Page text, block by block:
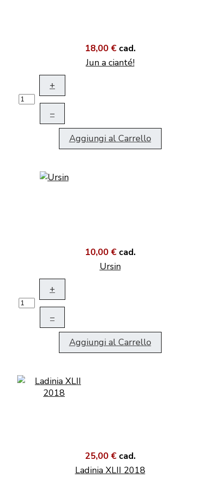
18,00 € cad.
Jun a cianté!
+
–
Aggiungi al Carrello
10,00 € cad.
Ursin
+
–
Aggiungi al Carrello
25,00 € cad.
Ladinia XLII 2018